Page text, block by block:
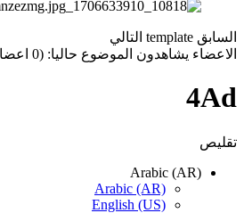
السابق template التالي
الاعضاء يشاهدون الموضوع حاليا: (0 اعضاء و 0 زوار)
4Ad
تقليص
Arabic (AR)
Arabic (AR)
English (US)